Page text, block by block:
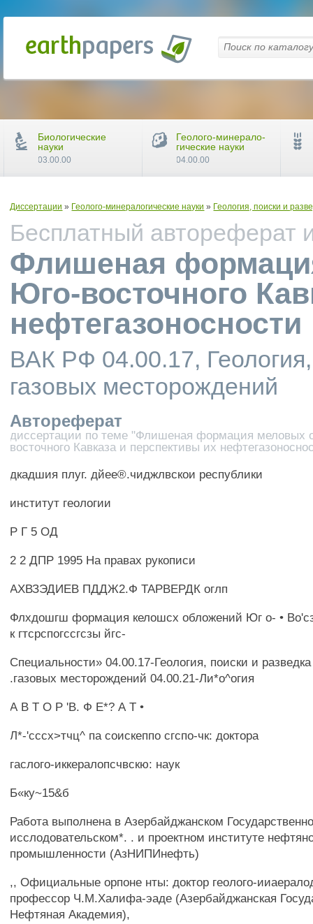
Диссертации » Геолого-минералогические науки » Геология, поиски и
Бесплатный автореферат
Флишеная
Юго-восточного
нефтегазоносности
ВАК РФ 04.00.17,
газовых месторождений
Автореферат
диссертации по теме "Флишеная формация меловых
восточного Кавказа и перспективы их
дкадшия плуг. дйее®.чиджлвскои республики
институт геологии
Р Г 5 ОД
2 2 ДПР 1995 На правах рукописи
АХВЗЭДИЕВ ПДДЖ2.Ф ТАРВЕРДК оглп
Флхдошгш формация келошсх обложений Юг о- •
к гтсрспогссгсзы йгс-
Специальности» 04.00.17-Геология, поиски и
.газовых месторождений 04.00.21-Ли*о^огия
А В Т О Р 'В. Ф Е*? А Т •
Л*-'сссх>тчц^ па соискеппо сгспо-чк: доктора
гаслого-иккералопсчвскю: наук
Б«ку~15&б
Работа выполнена в Азербайджанском
исслодовательском*. . и проектном институте
промышленности (АзНИПИнефть)
,, Официальные орпоне нты: доктор геолого-
профессор Ч.М.Халифа-эаде (Азербайджанская
Нефтяная Академия),
Биологические
науки
03.00.00
Геолого-минерало-
гические науки
04.00.00